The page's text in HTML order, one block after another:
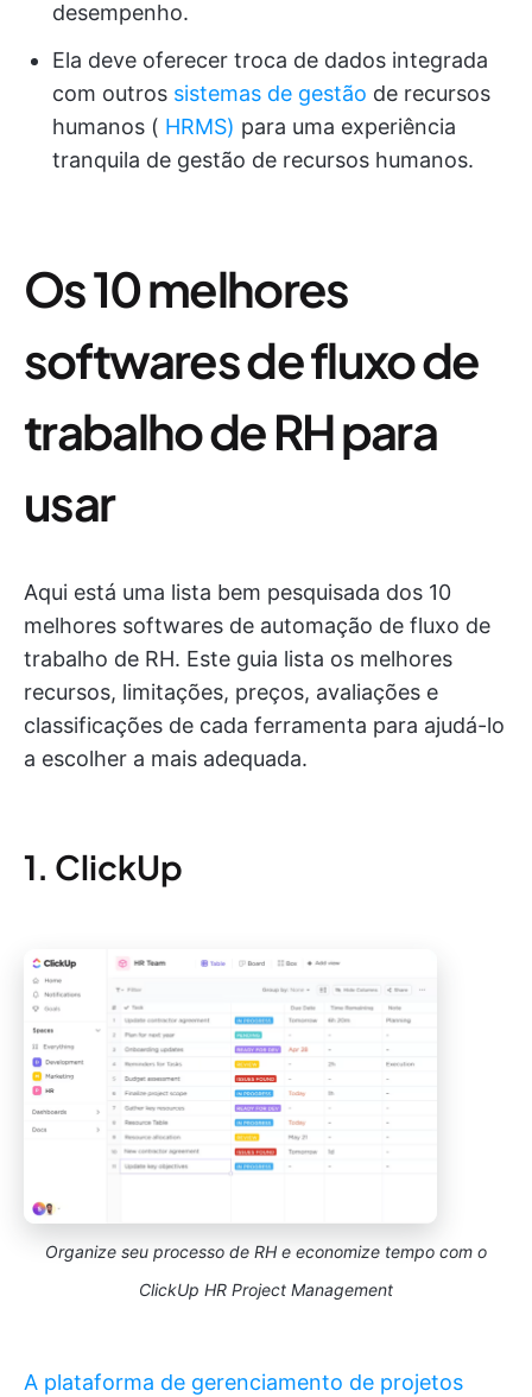
desempenho.
Ela deve oferecer troca de dados integrada
com outros sistemas de gestão de recursos
humanos ( HRMS) para uma experiência
tranquila de gestão de recursos humanos.
Os 10 melhores
softwares de fluxo de
trabalho de RH para
usar
Aqui está uma lista bem pesquisada dos 10
melhores softwares de automação de fluxo de
trabalho de RH. Este guia lista os melhores
recursos, limitações, preços, avaliações e
classificações de cada ferramenta para ajudá-lo
a escolher a mais adequada.
1. ClickUp
Organize seu processo de RH e economize tempo com o
ClickUp HR Project Management
A plataforma de gerenciamento de projetos